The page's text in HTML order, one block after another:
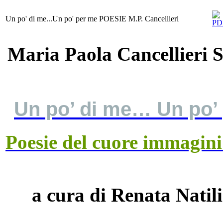
Un po' di me...Un po' per me POESIE M.P. Cancellieri
Maria Paola Cancellieri
Un po’ di me… Un
Poesie del cuore
a cura di Renata